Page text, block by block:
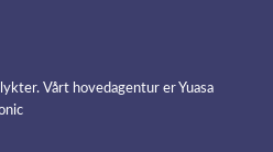
Vårt hovedagentur er Yuasa